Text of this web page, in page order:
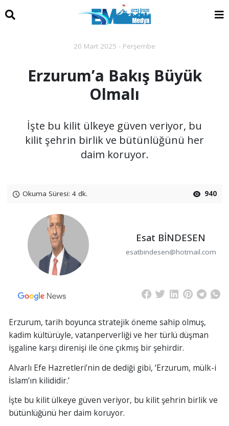
20 Mart 2025 - Perşembe
Erzurum’a Bakış Büyük
Olmalı
İşte bu kilit ülkeye güven veriyor, bu
kilit şehrin birlik ve bütünlüğünü her
daim koruyor.
Okuma Süresi: 4 dk. 940
Esat BİNDESEN
esatbindesen@hotmail.com
Erzurum, tarih boyunca stratejik öneme sahip olmuş,
kadim kültürüyle, vatanperverliği ve her türlü düşman
işgaline karşı direnişi ile öne çıkmış bir şehirdir.
Alvarlı Efe Hazretleri’nin de dediği gibi, ‘Erzurum, mülk-i
İslam’ın kilididir.’
İşte bu kilit ülkeye güven veriyor, bu kilit şehrin birlik ve
bütünlüğünü her daim koruyor.